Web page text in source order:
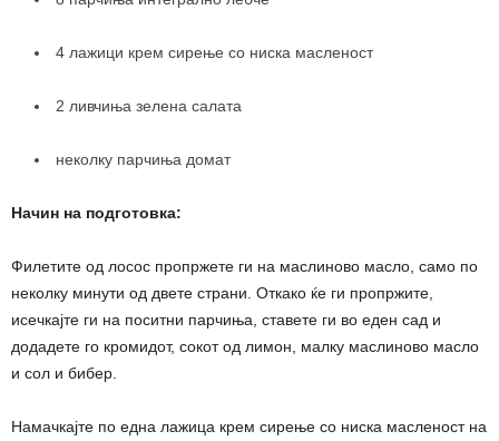
4 лажици крем сирење со ниска масленост
2 ливчиња зелена салата
неколку парчиња домат
Начин на подготовка:
Филетите од лосос пропржете ги на маслиново масло, само по
неколку минути од двете страни. Откако ќе ги пропржите,
исечкајте ги на поситни парчиња, ставете ги во еден сад и
додадете го кромидот, сокот од лимон, малку маслиново масло
и сол и бибер.
Намачкајте по една лажица крем сирење со ниска масленост на